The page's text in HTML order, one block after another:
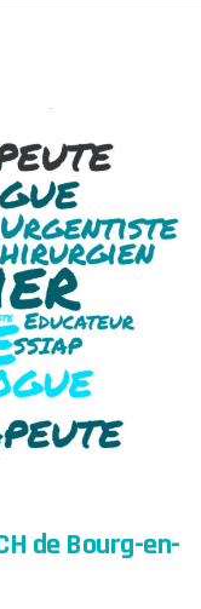
de Bourg-en-